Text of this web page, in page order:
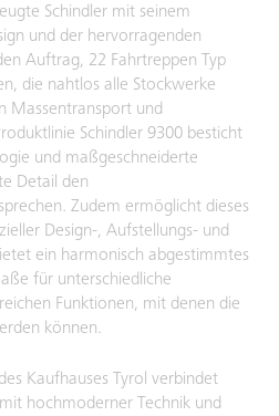
Schindler mit seinem
und der hervorragenden
Auftrag, 22 Fahrtreppen Typ
die nahtlos alle Stockwerke
Massentransport und
Schindler 9300 besticht
und maßgeschneiderte
Detail den
Zudem ermöglicht dieses
Design-, Aufstellungs- und
ein harmonisch abgestimmtes
für unterschiedliche
Funktionen, mit denen die
können.
Kaufhauses Tyrol verbindet
hochmoderner Technik und